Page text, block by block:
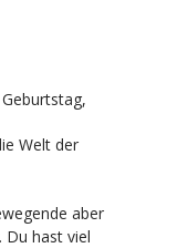
Welt der
aber
Du hast viel